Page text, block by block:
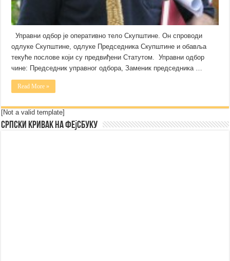
Управни одбор је оперативно тело Скупштине. Он спроводи
одлуке Скупштине, одлуке Председника Скупштине и обавља
текуће послове који су предвиђени Статутом. Управни одбор
чине: Председник управног одбора, Заменик председника …
Read More »
[Not a valid template]
Српски Кривак на Фејсбуку